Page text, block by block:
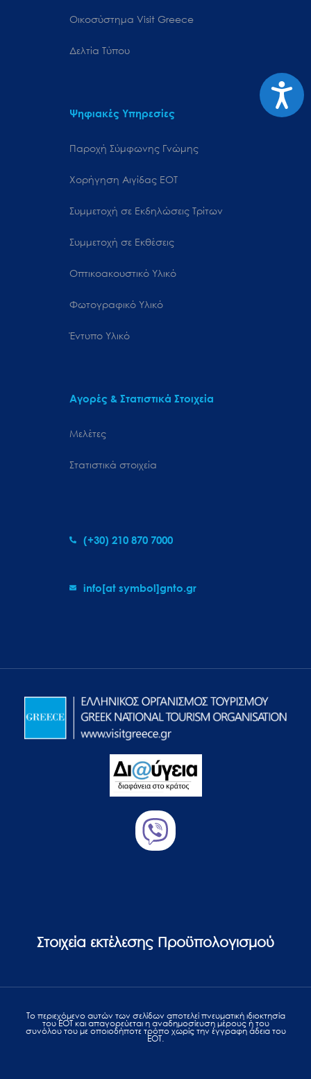
Oικοσύστημα Visit Greece
Δελτία Τύπου
Ψηφιακές Υπηρεσίες
Παροχή Σύμφωνης Γνώμης
Χορήγηση Αιγίδας ΕΟΤ
Συμμετοχή σε Εκδηλώσεις Τρίτων
Συμμετοχή σε Εκθέσεις
Οπτικοακουστικό Υλικό
Φωτογραφικό Υλικό
Έντυπο Υλικό
Αγορές & Στατιστικά Στοιχεία
Μελέτες
Στατιστικά στοιχεία
(+30) 210 870 7000
info[at symbol]gnto.gr
Στοιχεία εκτέλεσης Προϋπολογισμού
Το περιεχόμενο αυτών των σελίδων αποτελεί πvευματική ιδιοκτησία
του ΕΟΤ και απαγορεύεται η αναδημοσίευση μέρους ή του
συνόλου του με οποιοδήποτε τρόπο χωρίς την έγγραφη άδεια του
ΕΟΤ.